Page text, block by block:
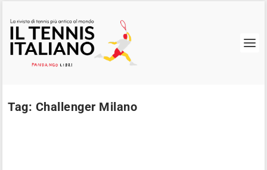
Tag: Challenger Milano